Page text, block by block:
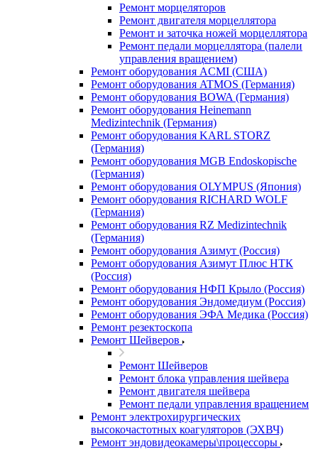
Ремонт морцеляторов
Ремонт двигателя морцеллятора
Ремонт и заточка ножей морцеллятора
Ремонт педали морцеллятора (палели
управления вращением)
Ремонт оборудования ACMI (США)
Ремонт оборудования ATMOS (Германия)
Ремонт оборудования BOWA (Германия)
Ремонт оборудования Heinemann
Medizintechnik (Германия)
Ремонт оборудования KARL STORZ
(Германия)
Ремонт оборудования MGB Endoskopische
(Германия)
Ремонт оборудования OLYMPUS (Япония)
Ремонт оборудования RICHARD WOLF
(Германия)
Ремонт оборудования RZ Medizintechnik
(Германия)
Ремонт оборудования Азимут (Россия)
Ремонт оборудования Азимут Плюс НТК
(Россия)
Ремонт оборудования НФП Крыло (Россия)
Ремонт оборудования Эндомедиум (Россия)
Ремонт оборудования ЭФА Медика (Россия)
Ремонт резектоскопа
Ремонт Шейверов
Ремонт Шейверов
Ремонт блока управления шейвера
Ремонт двигателя шейвера
Ремонт педали управления вращением
Ремонт электрохирургических
высокочастотных коагуляторов (ЭХВЧ)
Ремонт эндовидеокамеры\процессоры